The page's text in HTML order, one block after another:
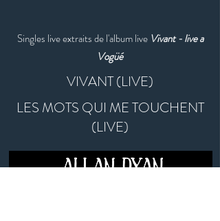
Singles live extraits de l'album live Vivant - live a
Vogüé
VIVANT (LIVE)
LES MOTS QUI ME TOUCHENT
(LIVE)